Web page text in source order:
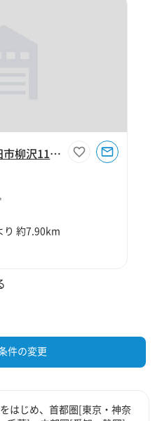
【千葉県野田市】野田市柳沢110坪倉庫
約7.90km
件の変更
はじめ、首都圏[東京・神奈